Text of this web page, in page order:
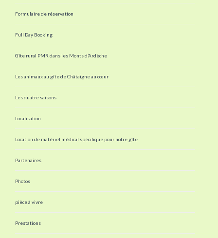
Formulaire de réservation
Full Day Booking
Gîte rural PMR dans les Monts d’Ardèche
Les animaux au gîte de Châtaigne au cœur
Les quatre saisons
Localisation
Location de matériel médical spécifique pour notre gîte
Partenaires
Photos
pièce à vivre
Prestations